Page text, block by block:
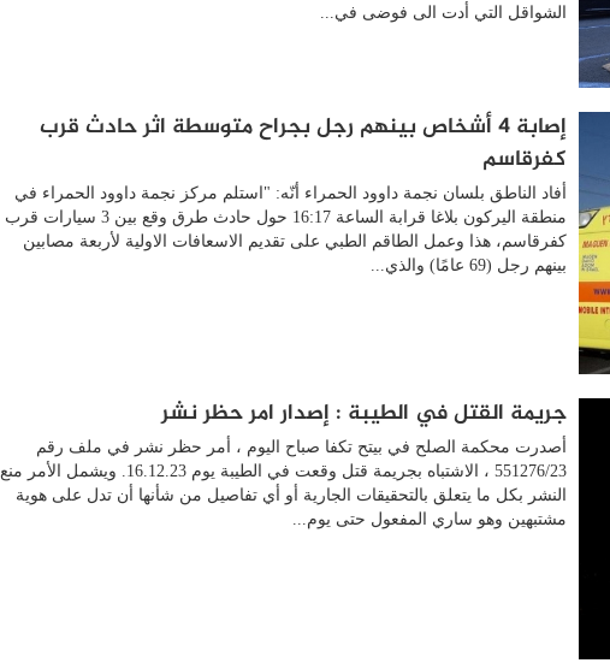
الشواقل التي أدت الى فوضى في...
إصابة 4 أشخاص بينهم رجل بجراح متوسطة اثر حادث قرب
كفرقاسم
أفاد الناطق بلسان نجمة داوود الحمراء أنّه: "استلم مركز نجمة داوود الحمراء في
منطقة اليركون بلاغا قرابة الساعة 16:17 حول حادث طرق وقع بين 3 سيارات قرب
كفرقاسم، هذا وعمل الطاقم الطبي على تقديم الاسعافات الاولية لأربعة مصابين
بينهم رجل (69 عامًا) والذي...
جريمة القتل في الطيبة : إصدار امر حظر نشر
أصدرت محكمة الصلح في بيتح تكفا صباح اليوم ، أمر حظر نشر في ملف رقم
551276/23 ، الاشتباه بجريمة قتل وقعت في الطيبة يوم 16.12.23. ويشمل الأمر منع
النشر بكل ما يتعلق بالتحقيقات الجارية أو أي تفاصيل من شأنها أن تدل على هوية
مشتبهين وهو ساري المفعول حتى يوم...